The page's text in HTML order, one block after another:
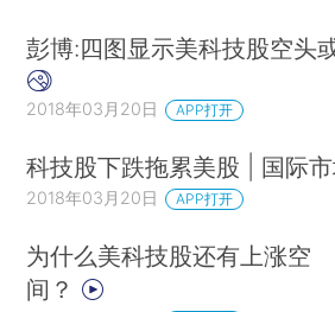
彭博:四图显示美科技股空头
2018年03月20日 APP打开
科技股下跌拖累美股 | 国际
2018年03月20日 APP打开
为什么美科技股还有上涨空
间？